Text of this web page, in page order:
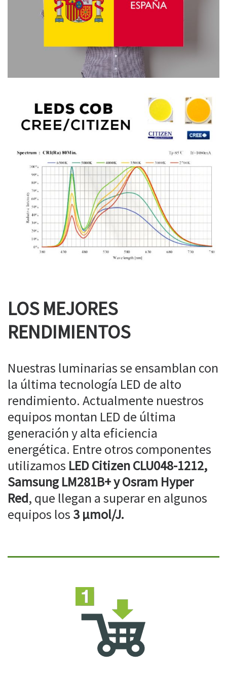
LOS MEJORES
RENDIMIENTOS
Nuestras luminarias se ensamblan con
la última tecnología LED de alto
rendimiento. Actualmente nuestros
equipos montan LED de última
generación y alta eficiencia
energética. Entre otros componentes
utilizamos LED Citizen CLU048-1212,
Samsung LM281B+ y Osram Hyper
Red, que llegan a superar en algunos
equipos los 3 µmol/J.